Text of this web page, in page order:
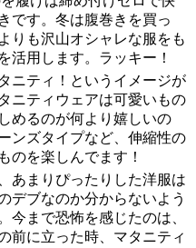
です。冬は腹巻きを買っ
りも沢山オシャレな服をも
活用します。ラッキー！
ニティ！というイメージが
ニティウェアは可愛いもの
めるのが何より嬉しいの
ンズタイプなど、伸縮性の
のを楽しんでます！
あまりぴったりした洋服は
デブなのか分からないよう
今まで恐怖を感じたのは、
前に立った時、マタニティ